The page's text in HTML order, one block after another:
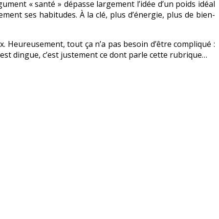
« santé » dépasse largement l’idée d’un poids idéal
ses habitudes. À la clé, plus d’énergie, plus de bien-
tout ça n’a pas besoin d’être compliqué :
dingue, c’est justement ce dont parle cette rubrique…